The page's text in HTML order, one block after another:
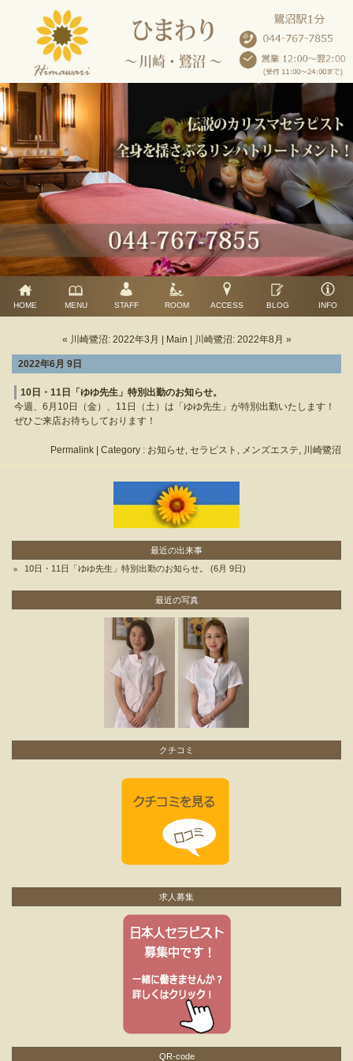
HOME MENU STAFF ROOM ACCESS BLOG INFO
« 川崎鷺沼: 2022年3月 Main 川崎鷺沼: 2022年8月 »
2022年6月 9日
10日・11日「ゆゆ先生」特別出勤のお知らせ。
今週、6月10日（金）、11日（土）は「ゆゆ先生」が特別出勤いたします！
ぜひご来店お待ちしております！
Permalink | Category : お知らせ, セラピスト , メンズエステ, 川崎鷺沼
最近の出来事
10日・11日「ゆゆ先生」特別出勤のお知らせ。
(6月 9日)
最近の写真
クチコミ
求人募集
QR-code